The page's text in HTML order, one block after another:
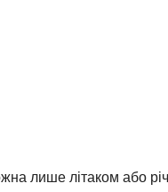
лише літаком або